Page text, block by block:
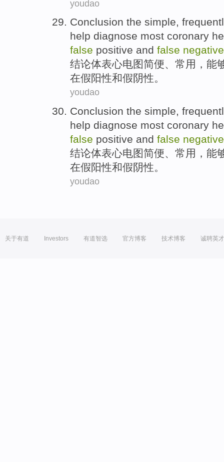
youdao
Conclusion the simple,
help diagnose most coronary
false positive and false negative
结论体表心电图简便、 常用 ， 能
在假阳性和假阴性。
youdao
Conclusion the simple,
help diagnose most coronary
false positive and false negative
结论体表心电图简便、 常用 ， 能
在假阳性和假阴性。
youdao
关于有道 Investors 有道智选 官方博客 技术博客 诚聘英才